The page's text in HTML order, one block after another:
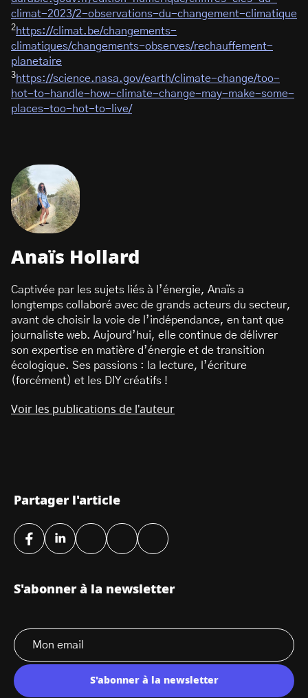
climat-2023/2-observations-du-changement-climatique
2https://climat.be/changements-
climatiques/changements-observes/rechauffement-
planetaire
3https://science.nasa.gov/earth/climate-change/too-
hot-to-handle-how-climate-change-may-make-some-
places-too-hot-to-live/
Anaïs Hollard
Captivée par les sujets liés à l’énergie, Anaïs a
longtemps collaboré avec de grands acteurs du secteur,
avant de choisir la voie de l’indépendance, en tant que
journaliste web. Aujourd’hui, elle continue de délivrer
son expertise en matière d’énergie et de transition
écologique. Ses passions : la lecture, l’écriture
(forcément) et les DIY créatifs !
Voir les publications de l'auteur
Partager l'article
S'abonner à la newsletter
S'abonner à la newsletter